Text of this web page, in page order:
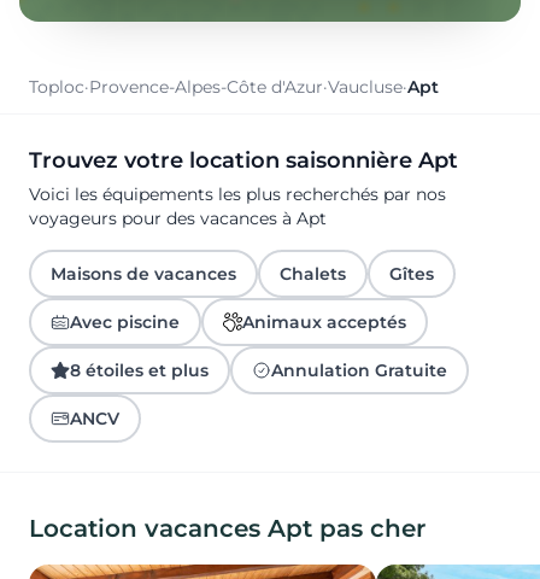
Toploc·Provence-Alpes-Côte d'Azur·Vaucluse·Apt
Trouvez votre location saisonnière Apt
Voici les équipements les plus recherchés par nos
voyageurs pour des vacances à Apt
Maisons de vacances Chalets Gîtes
Avec piscine Animaux acceptés
8 étoiles et plus Annulation Gratuite
ANCV
Location vacances Apt pas cher